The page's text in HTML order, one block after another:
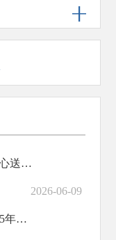
十一载护考暖鹤乡射阳交通“爱心送考”温暖启程
2026-06-09
射阳县道路水路运输经营者2025年度信用等级初评结果和2025年度射阳县道路水路运输经营者...